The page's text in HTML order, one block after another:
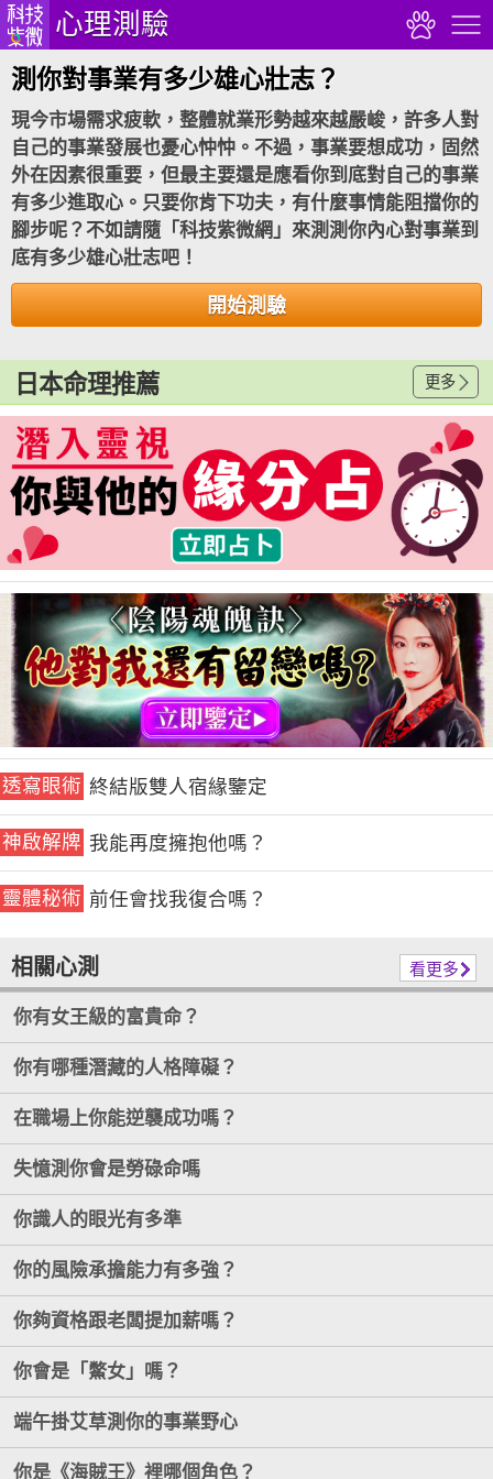
心理測驗
測你對事業有多少雄心壯志？
現今市場需求疲軟，整體就業形勢越來越嚴峻，許多人對
自己的事業發展也憂心忡忡。不過，事業要想成功，固然
外在因素很重要，但最主要還是應看你到底對自己的事業
有多少進取心。只要你肯下功夫，有什麼事情能阻擋你的
腳步呢？不如請隨「科技紫微網」來測測你內心對事業到
底有多少雄心壯志吧！
開始測驗
日本命理推薦 更多
透寫眼術 終結版雙人宿緣鑒定
神啟解牌 我能再度擁抱他嗎？
靈體秘術 前任會找我復合嗎？
相關心測 看更多
你有女王級的富貴命？
你有哪種潛藏的人格障礙？
在職場上你能逆襲成功嗎？
失憶測你會是勞碌命嗎
你識人的眼光有多準
你的風險承擔能力有多強？
你夠資格跟老闆提加薪嗎？
你會是「鱉女」嗎？
端午掛艾草測你的事業野心
你是《海賊王》裡哪個角色？